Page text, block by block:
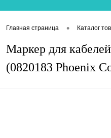
Главная страница • Каталог
Маркер для
(0820183 Phoenix